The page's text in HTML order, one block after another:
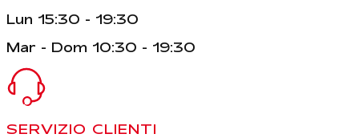
Lun 15:30 - 19:30
Mar - Dom 10:30 - 19:30
SERVIZIO CLIENTI